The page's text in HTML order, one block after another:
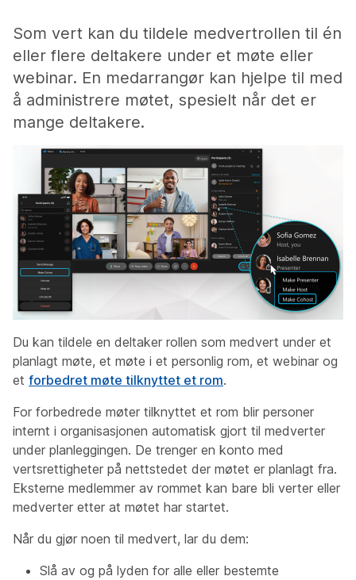
Som vert kan du tildele medvertrollen til én
eller flere deltakere under et møte eller
webinar. En medarrangør kan hjelpe til med
å administrere møtet, spesielt når det er
mange deltakere.
Du kan tildele en deltaker rollen som medvert under et
planlagt møte, et møte i et personlig rom, et webinar og
et forbedret møte tilknyttet et rom.
For forbedrede møter tilknyttet et rom blir personer
internt i organisasjonen automatisk gjort til medverter
under planleggingen. De trenger en konto med
vertsrettigheter på nettstedet der møtet er planlagt fra.
Eksterne medlemmer av rommet kan bare bli verter eller
medverter etter at møtet har startet.
Når du gjør noen til medvert, lar du dem:
Slå av og på lyden for alle eller bestemte